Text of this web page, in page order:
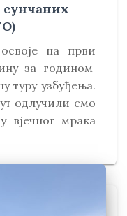
на први
за годином
туру узбуђења.
одлучили смо
вјечног мрака